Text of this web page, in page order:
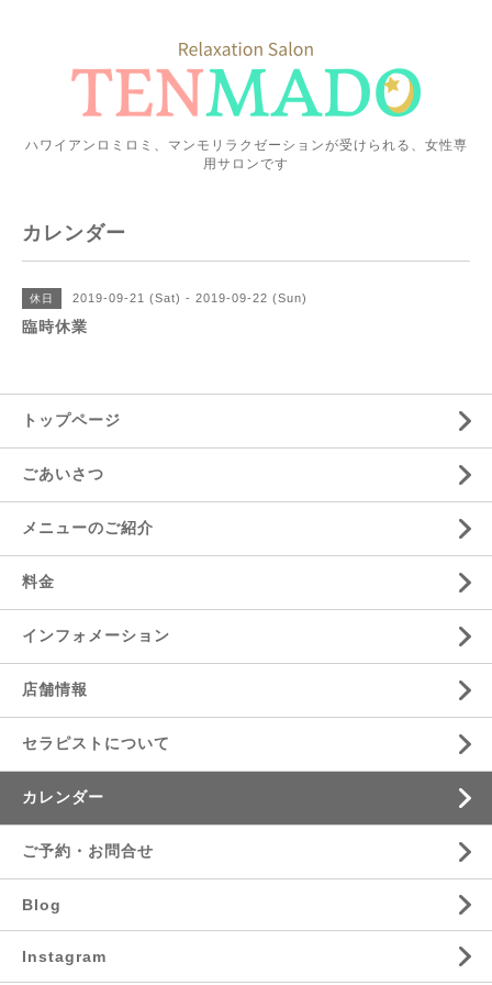
ハワイアンロミロミ、マンモリラクゼーションが受けられる、女性専
用サロンです
カレンダー
休日 2019-09-21 (Sat) - 2019-09-22 (Sun)
臨時休業
トップページ
ごあいさつ
メニューのご紹介
料金
インフォメーション
店舗情報
セラピストについて
カレンダー
ご予約・お問合せ
Blog
Instagram